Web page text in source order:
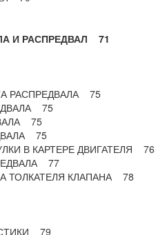
И РАСПРЕДВАЛ 71
РАСПРЕДВАЛА 75
75
75
75
В КАРТЕРЕ ДВИГАТЕЛЯ 76
77
ТОЛКАТЕЛЯ КЛАПАНА 78
79